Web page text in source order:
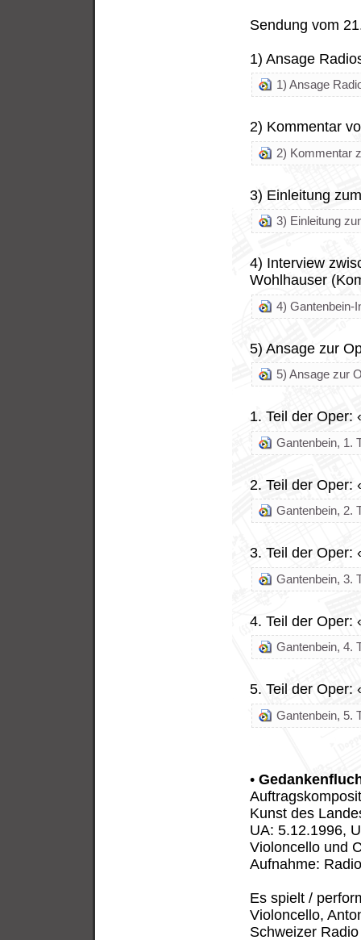
Sendung vom
1) Ansage
1) Ansage
2) Kommentar
2) Kommentar
3) Einleitung
3) Einleitung
4) Interview
Wohlhauser
4) Gantenbein-
5) Ansage zur
5) Ansage zur
1. Teil der Oper:
Gantenbein, 1.
2. Teil der Oper:
Gantenbein, 2.
3. Teil der Oper:
Gantenbein, 3.
4. Teil der Oper:
Gantenbein, 4.
5. Teil der Oper:
Gantenbein, 5.
•
Kunst des
UA: 5.12.1996,
Violoncello und
Aufnahme:
Es spielt /
Violoncello,
Schweizer